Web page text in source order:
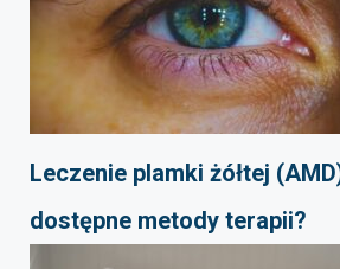
Leczenie plamki żółtej
dostępne metody terapii?